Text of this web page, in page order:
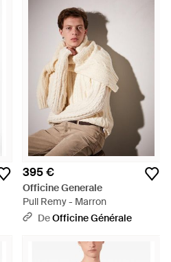
395 €
Officine Generale
Pull Remy - Marron
DeOfficine Générale